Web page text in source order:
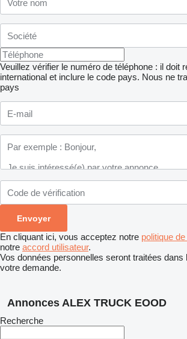
Veuillez vérifier le numéro de téléphone : il doit
international et inclure le code pays. Nous ne
pays
En cliquant ici, vous acceptez notre politique
notre accord utilisateur.
Vos données personnelles seront traitées dans
votre demande.
Annonces ALEX TRUCK EOOD
Recherche